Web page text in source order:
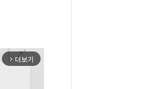
arrow_forward_ios 더보기